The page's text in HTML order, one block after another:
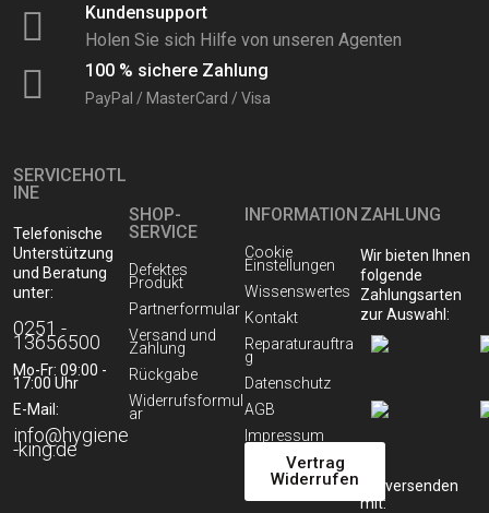
Auf Lager
Kundensupport
Holen Sie sich Hilfe von unseren Agenten
100 % sichere Zahlung
PayPal / MasterCard / Visa
SERVICEHOTL
INE
Telefonische
Unterstützung
und Beratung
unter:
0251 -
13656500
Mo-Fr: 09:00 -
17:00 Uhr
E-Mail:
info@hygiene
-king.de
SHOP-
SERVICE
Defektes
Produkt
Partnerformular
Versand und
Zahlung
Rückgabe
Widerrufsformul
ar
INFORMATION
Cookie
Einstellungen
Wissenswertes
Kontakt
Reparaturauftra
g
Datenschutz
AGB
Impressum
Vertrag
Widerrufen
ZAHLUNG
Wir bieten Ihnen
folgende
Zahlungsarten
zur Auswahl:
Wir versenden
mit: